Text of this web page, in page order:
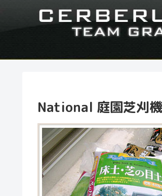
National 庭園芝刈